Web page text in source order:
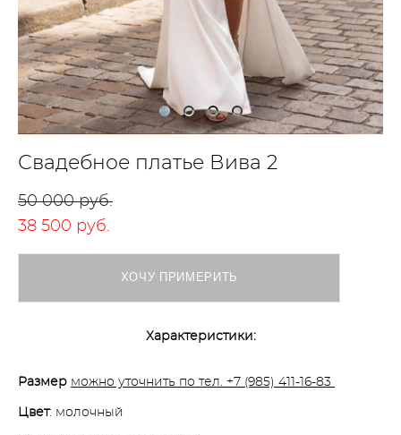
Свадебное платье Вива 2
50 000 pуб.
38 500 pуб.
ХОЧУ ПРИМЕРИТЬ
Характеристики:
Размер можно уточнить по тел. +7 (985) 411-16-83
Цвет: молочный